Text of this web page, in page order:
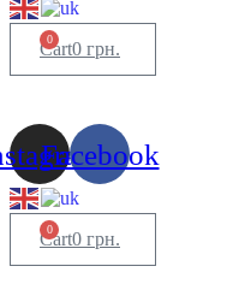
0 грн.
0
Cart
Facebook
0 грн.
0
Cart